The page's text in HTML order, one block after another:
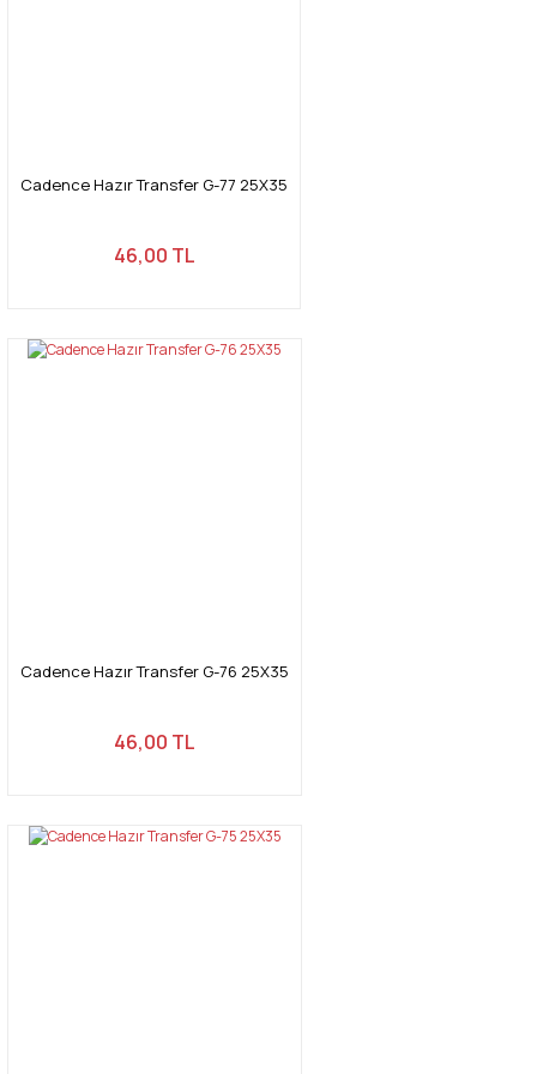
Cadence Hazır Transfer G-77 25X35
46,00 TL
Cadence Hazır Transfer G-76 25X35
46,00 TL